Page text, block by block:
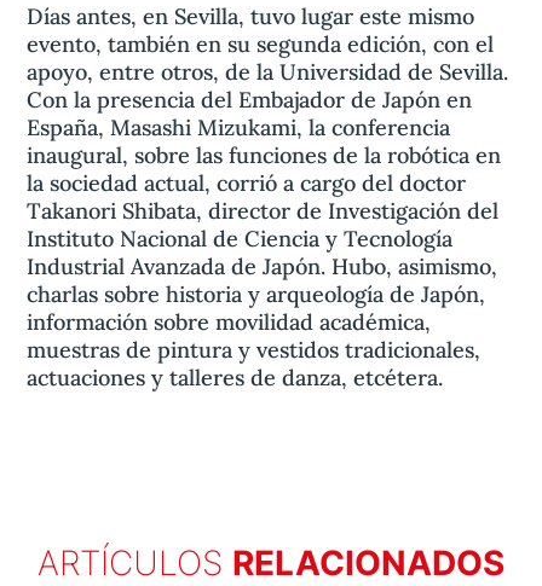
Días antes, en Sevilla, tuvo lugar este mismo
evento, también en su segunda edición, con el
apoyo, entre otros, de la Universidad de Sevilla.
Con la presencia del Embajador de Japón en
España, Masashi Mizukami, la conferencia
inaugural, sobre las funciones de la robótica en
la sociedad actual, corrió a cargo del doctor
Takanori Shibata, director de Investigación del
Instituto Nacional de Ciencia y Tecnología
Industrial Avanzada de Japón. Hubo, asimismo,
charlas sobre historia y arqueología de Japón,
información sobre movilidad académica,
muestras de pintura y vestidos tradicionales,
actuaciones y talleres de danza, etcétera.
ARTÍCULOS RELACIONADOS